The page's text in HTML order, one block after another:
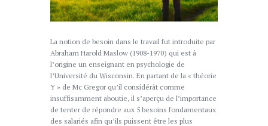
La notion de besoin dans le travail fut introduite par
Abraham Harold Maslow (1908-1970) qui est à
l’origine un enseignant en psychologie de
l’Université du Wisconsin. En partant de la « théorie
Y » de Mc Gregor qu’il considérât comme
insuffisamment aboutie, il s’aperçu de l’importance
de tenter de répondre aux 5 besoins fondamentaux
des salariés afin qu’ils puissent être les plus